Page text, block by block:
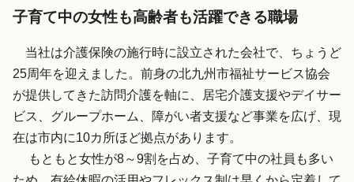
子育て中の女性も高齢者も活躍できる職場
当社は介護保険の施行時に設立された会社で、ちょうど
25周年を迎えました。前身の北九州市福祉サービス協会
が提供してきた訪問介護を軸に、居宅介護支援やデイサー
ビス、グループホーム、障がい者支援など事業を広げ、現
在は市内に10カ所ほど拠点があります。
もともと女性が8～9割を占め、子育て中の社員も多い